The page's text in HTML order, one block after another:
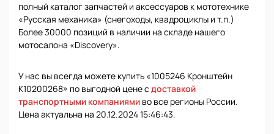
полный каталог запчастей и аксессуаров к мототехнике
«Русская механика» (снегоходы, квадроциклы и т.п.)
Более 30000 позиций в наличии на складе нашего
мотосалона «Discovery».
У нас вы всегда можете купить «1005246 Кронштейн
K10200268» по выгодной цене с доставкой
транспортными компаниями во все регионы России.
Цена актуальна на 20.12.2024 15:46:43.